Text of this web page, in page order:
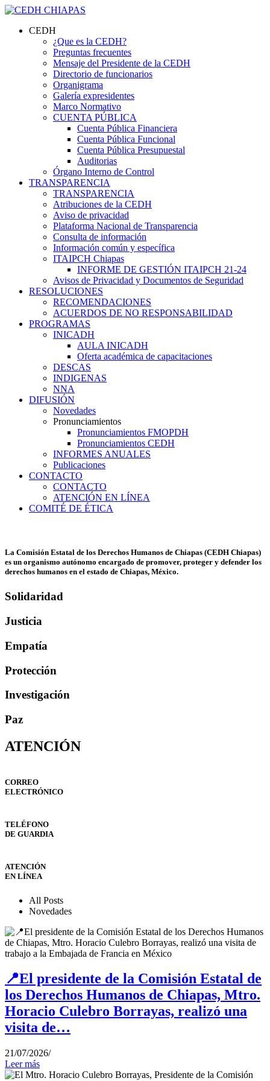
CEDH
¿Que es la CEDH?
Preguntas frecuentes
Mensaje del Presidente de la CEDH
Directorio de funcionarios
Organigrama
Galería expresidentes
Marco Normativo
CUENTA PÚBLICA
Cuenta Pública Financiera
Cuenta Pública Funcional
Cuenta Pública Presupuestal
Auditorias
Órgano Interno de Control
TRANSPARENCIA
TRANSPARENCIA
Atribuciones de la CEDH
Aviso de privacidad
Plataforma Nacional de Transparencia
Consulta de información
Información común y específica
ITAIPCH Chiapas
INFORME DE GESTIÓN ITAIPCH 21-24
Avisos de Privacidad y Documentos de Seguridad
RESOLUCIONES
RECOMENDACIONES
ACUERDOS DE NO RESPONSABILIDAD
PROGRAMAS
INICADH
AULA INICADH
Oferta académica de capacitaciones
DESCAS
INDIGENAS
NNA
DIFUSIÓN
Novedades
Pronunciamientos
Pronunciamientos FMOPDH
Pronunciamientos CEDH
INFORMES ANUALES
Publicaciones
CONTACTO
CONTACTO
ATENCIÓN EN LÍNEA
COMITÉ DE ÉTICA
La Comisión Estatal de los Derechos Humanos de Chiapas (CEDH Chiapas)
es un organismo autónomo encargado de promover, proteger y defender los
derechos humanos en el estado de Chiapas, México.
Solidaridad
Justicia
Empatía
Protección
Investigación
Paz
ATENCIÓN
CORREO
ELECTRÓNICO
TELÉFONO
DE GUARDIA
ATENCIÓN
EN LÍNEA
All Posts
Novedades
📍El presidente de la Comisión Estatal de
los Derechos Humanos de Chiapas, Mtro.
Horacio Culebro Borrayas, realizó una
visita de…
21/07/2026/
Leer más